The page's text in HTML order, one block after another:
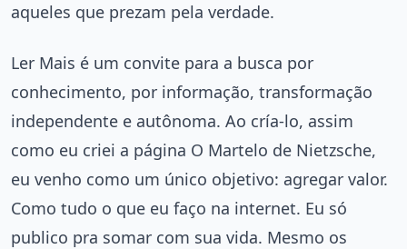
aqueles que prezam pela verdade.
Ler Mais é um convite para a busca por
conhecimento, por informação, transformação
independente e autônoma. Ao cría-lo, assim
como eu criei a página O Martelo de Nietzsche,
eu venho como um único objetivo: agregar valor.
Como tudo o que eu faço na internet. Eu só
publico pra somar com sua vida. Mesmo os